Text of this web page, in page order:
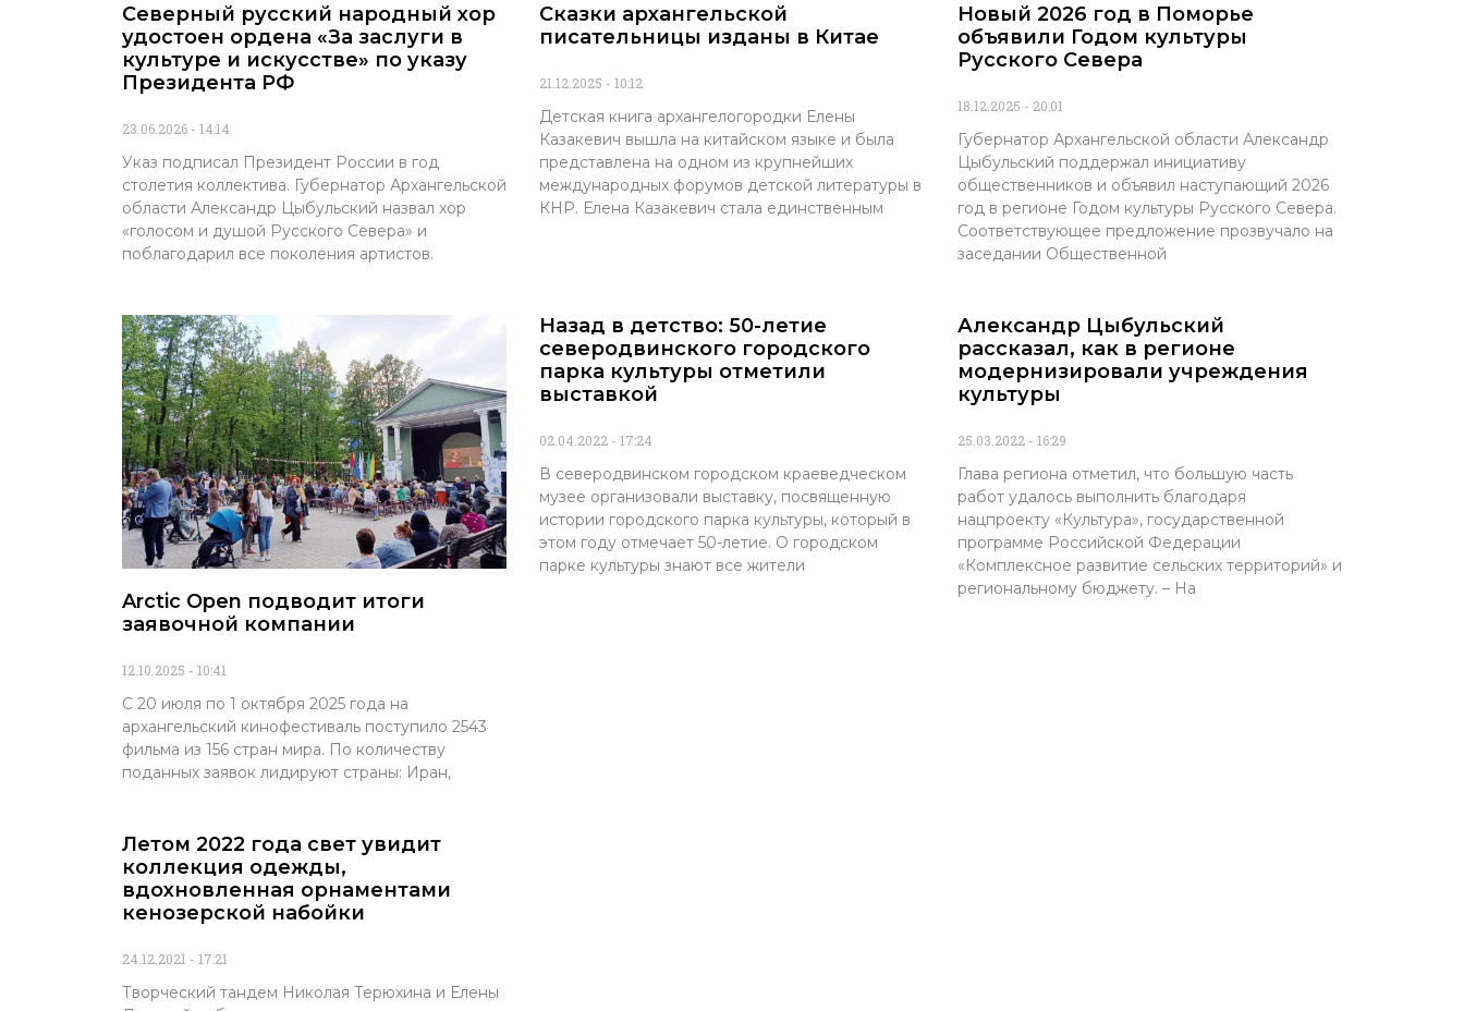
Северный русский народный хор
удостоен ордена «За заслуги в
культуре и искусстве» по указу
Президента РФ
23.06.2026 14:14
Указ подписал Президент России в год
столетия коллектива. Губернатор Архангельской
области Александр Цыбульский назвал хор
«голосом и душой Русского Севера» и
поблагодарил все поколения артистов.
Сказки архангельской
писательницы изданы в Китае
21.12.2025 10:12
Детская книга архангелогородки Елены
Казакевич вышла на китайском языке и была
представлена на одном из крупнейших
международных форумов детской литературы в
КНР. Елена Казакевич стала единственным
Новый 2026 год в Поморье
объявили Годом культуры
Русского Севера
18.12.2025 20:01
Губернатор Архангельской области Александр
Цыбульский поддержал инициативу
общественников и объявил наступающий 2026
год в регионе Годом культуры Русского Севера.
Соответствующее предложение прозвучало на
заседании Общественной
Arctic Open подводит итоги
заявочной компании
12.10.2025 10:41
С 20 июля по 1 октября 2025 года на
архангельский кинофестиваль поступило 2543
фильма из 156 стран мира. По количеству
поданных заявок лидируют страны: Иран,
Назад в детство: 50-летие
северодвинского городского
парка культуры отметили
выставкой
02.04.2022 17:24
В северодвинском городском краеведческом
музее организовали выставку, посвященную
истории городского парка культуры, который в
этом году отмечает 50-летие. О городском
парке культуры знают все жители
Александр Цыбульский
рассказал, как в регионе
модернизировали учреждения
культуры
25.03.2022 16:29
Глава региона отметил, что большую часть
работ удалось выполнить благодаря
нацпроекту «Культура», государственной
программе Российской Федерации
«Комплексное развитие сельских территорий» и
региональному бюджету. – На
Летом 2022 года свет увидит
коллекция одежды,
вдохновленная орнаментами
кенозерской набойки
24.12.2021 17:21
Творческий тандем Николая Терюхина и Елены